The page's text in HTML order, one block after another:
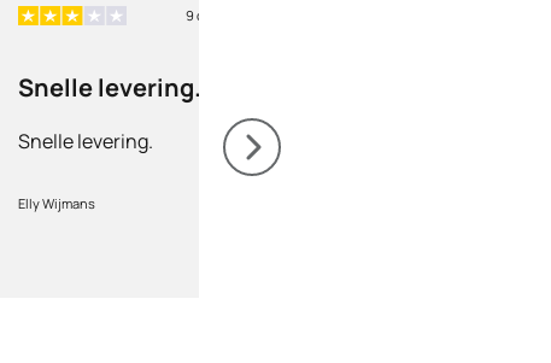
9 dagen geleden
Snelle levering.
Snelle levering.
Elly Wijmans